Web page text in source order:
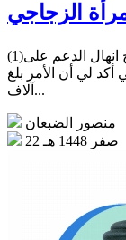
الزجاجي
(1)أجهل دهاليز التيكتوك وبثوثه، بيد أن ذات صباح انهال الدعم على
لي أن الأمر بلغ
آلاف...
منصور الضبعان
22 صفر 1448 هـ